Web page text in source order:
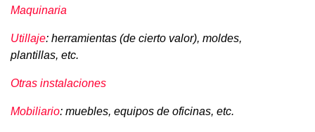
Maquinaria
Utillaje: herramientas (de cierto valor), moldes,
plantillas, etc.
Otras instalaciones
Mobiliario: muebles, equipos de oficinas, etc.